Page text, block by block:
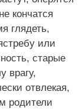
кончатся
глядеть,
или
старые
врагу,
отвлекая,
родители